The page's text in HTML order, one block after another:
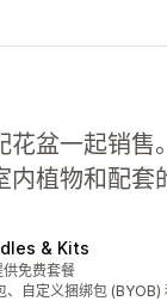
花盆一起销
植物和配套
& Kits
）
供免费套餐
、自定义捆绑包